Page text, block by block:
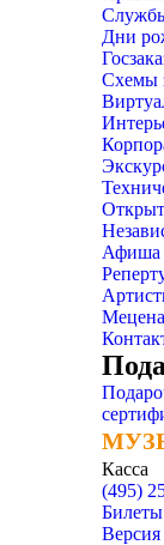
Дни
Схемы
Афиша
Касса
(495)
Билеты